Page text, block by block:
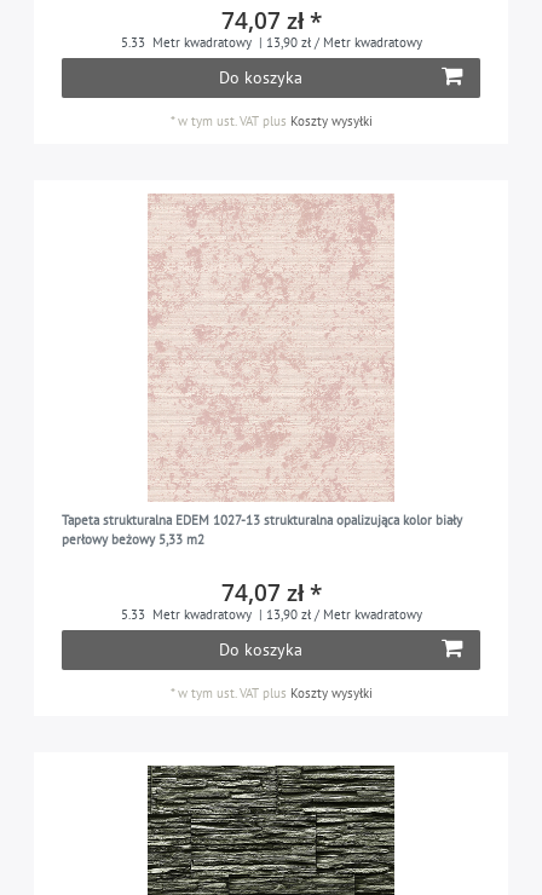
74,07 zł *
5.33 Metr kwadratowy | 13,90 zł / Metr kwadratowy
Do koszyka
*w tym ust. VATplus Koszty wysyłki
Tapeta strukturalna EDEM 1027-13 strukturalna opalizująca kolor biały
perłowy beżowy 5,33 m2
74,07 zł *
5.33 Metr kwadratowy | 13,90 zł / Metr kwadratowy
Do koszyka
*w tym ust. VATplus Koszty wysyłki